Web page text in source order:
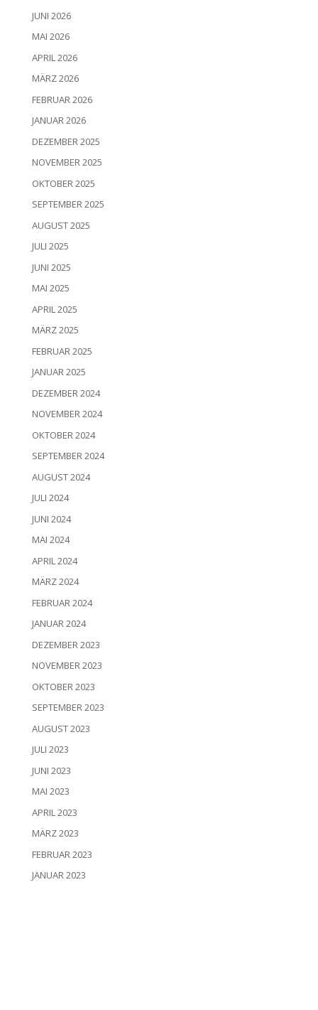
JUNI 2026
MAI 2026
APRIL 2026
MÄRZ 2026
FEBRUAR 2026
JANUAR 2026
DEZEMBER 2025
NOVEMBER 2025
OKTOBER 2025
SEPTEMBER 2025
AUGUST 2025
JULI 2025
JUNI 2025
MAI 2025
APRIL 2025
MÄRZ 2025
FEBRUAR 2025
JANUAR 2025
DEZEMBER 2024
NOVEMBER 2024
OKTOBER 2024
SEPTEMBER 2024
AUGUST 2024
JULI 2024
JUNI 2024
MAI 2024
APRIL 2024
MÄRZ 2024
FEBRUAR 2024
JANUAR 2024
DEZEMBER 2023
NOVEMBER 2023
OKTOBER 2023
SEPTEMBER 2023
AUGUST 2023
JULI 2023
JUNI 2023
MAI 2023
APRIL 2023
MÄRZ 2023
FEBRUAR 2023
JANUAR 2023